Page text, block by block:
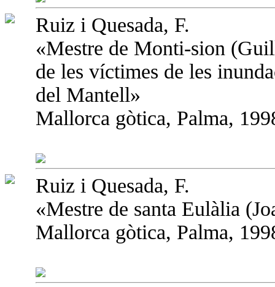
Ruiz i Quesada, F.
«Mestre de Monti-sion
de les víctimes de les
del Mantell»
Mallorca gòtica, Palma,
Ruiz i Quesada, F.
«Mestre de santa Eulàlia
Mallorca gòtica, Palma,